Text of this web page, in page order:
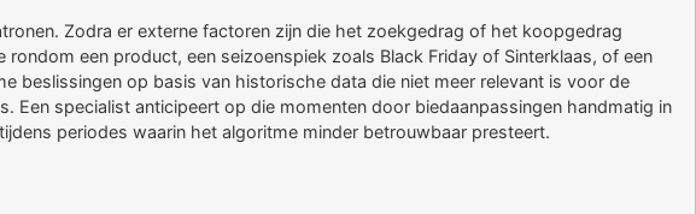
Zodra er externe factoren zijn die het zoekgedrag of het koopgedrag
een product, een seizoenspiek zoals Black Friday of Sinterklaas, of een
beslissingen op basis van historische data die niet meer relevant is voor de
specialist anticipeert op die momenten door biedaanpassingen handmatig in
periodes waarin het algoritme minder betrouwbaar presteert.